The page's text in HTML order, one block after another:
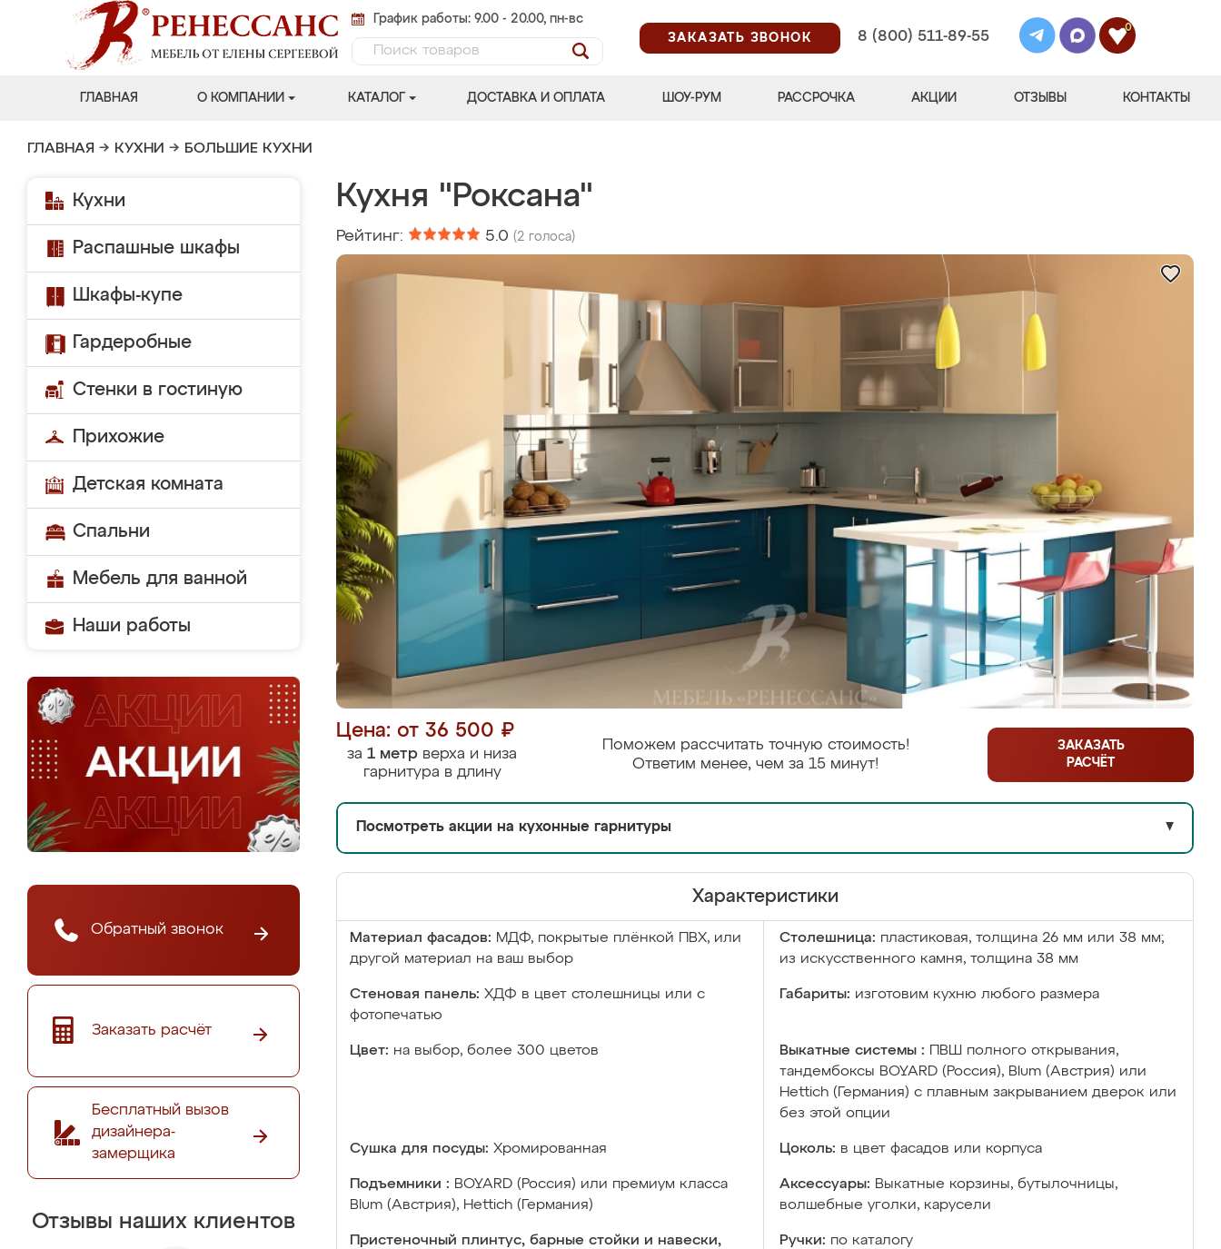
График работы: 9.00 - 20.00, пн-вс
ЗАКАЗАТЬ ЗВОНОК
8 (800) 511-89-55
0
ГЛАВНАЯ О КОМПАНИИ КАТАЛОГ ДОСТАВКА И ОПЛАТА ШОУ-РУМ РАССРОЧКА АКЦИИ ОТЗЫВЫ КОНТАКТЫ
ГЛАВНАЯ → КУХНИ → БОЛЬШИЕ КУХНИ
Кухни
Распашные шкафы
Шкафы-купе
Гардеробные
Стенки в гостиную
Прихожие
Детская комната
Спальни
Мебель для ванной
Наши работы
Обратный звонок
Заказать расчёт
Бесплатный вызов
дизайнера-
замерщика
Отзывы наших клиентов
Кухня "Роксана"
Рейтинг: 5.0 (2 голоса)
Цена: от 36 500 ₽
за 1 метр верха и низа
гарнитура в длину
Поможем рассчитать точную стоимость!
Ответим менее, чем за 15 минут!
ЗАКАЗАТЬ
РАСЧЁТ
Посмотреть акции на кухонные гарнитуры ▼
Характеристики
Материал фасадов: МДФ, покрытые плёнкой ПВХ, или
другой материал на ваш выбор
Столешница: пластиковая, толщина 26 мм или 38 мм;
из искусственного камня, толщина 38 мм
Стеновая панель: ХДФ в цвет столешницы или с
фотопечатью
Габариты: изготовим кухню любого размера
Цвет: на выбор, более 300 цветов Выкатные системы :
ПВШ полного открывания,
тандембоксы BOYARD (Россия), Blum (Австрия) или
Hettich (Германия) с плавным закрыванием дверок или
без этой опции
Сушка для посуды: Хромированная Цоколь: в цвет фасадов или корпуса
Подъемники : BOYARD (Россия) или премиум класса
Blum (Австрия), Hettich (Германия)
Аксессуары: Выкатные корзины, бутылочницы,
волшебные уголки, карусели
Пристеночный плинтус, барные стойки и навески,
Ручки: по каталогу